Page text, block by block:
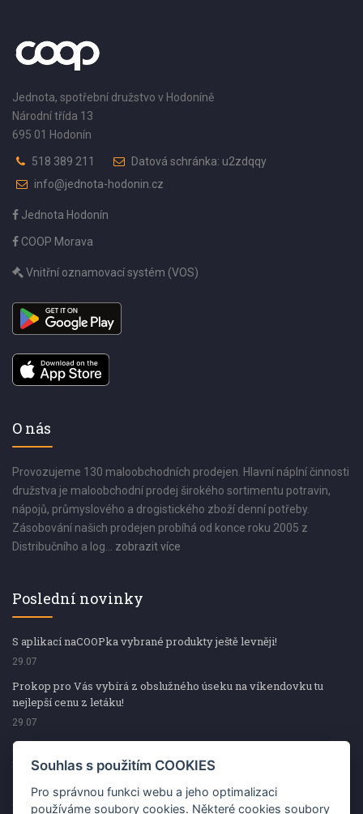
Jednota, spotřební družstvo v Hodoníně
Národní třída 13
695 01 Hodonín
518 389 211
Datová schránka: u2zdqqy
info@jednota-hodonin.cz
Jednota Hodonín
COOP Morava
Vnitřní oznamovací systém (VOS)
O nás
Provozujeme 130 maloobchodních prodejen. Hlavní náplní činnosti
družstva je maloobchodní prodej širokého sortimentu potravin,
nápojů, průmyslového a drogistického zboží denní potřeby.
Zásobování našich prodejen probíhá od konce roku 2005 z
Distribučního a log... zobrazit více
Poslední novinky
S aplikací naCOOPka vybrané produkty ještě levněji!
29.07
Prokop pro Vás vybírá z obslužného úseku na víkendovku tu
nejlepší cenu z letáku!
29.07
Prokop pro Vás vybírá z obslužného úseku na víkendovku tu
nejlepší cenu z letáku!
Kup špekáčky od Váhaly a vyhraj s naCOOPkou sekerku Fiskars
Souhlas s použitím COOKIES
Pro správnou funkci webu a jeho optimalizaci
používáme soubory cookies. Některé cookies soubory